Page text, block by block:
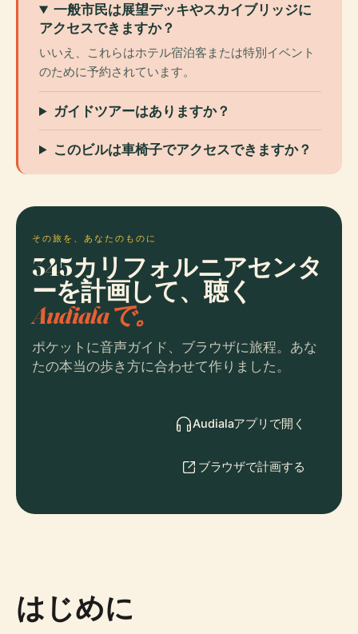
一般市民は展望デッキやスカイブリッジに
アクセスできますか？
いいえ、これらはホテル宿泊客または特別イベント
のために予約されています。
ガイドツアーはありますか？
このビルは車椅子でアクセスできますか？
その旅を、あなたのものに
345カリフォルニアセンタ
ーを計画して、聴く
Audialaで。
ポケットに音声ガイド、ブラウザに旅程。あな
たの本当の歩き方に合わせて作りました。
Audialaアプリで開く
ブラウザで計画する
はじめに